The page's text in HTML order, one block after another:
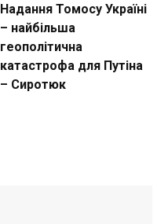
Надання Томосу Україні
– найбільша
геополітична
катастрофа для Путіна
– Сиротюк